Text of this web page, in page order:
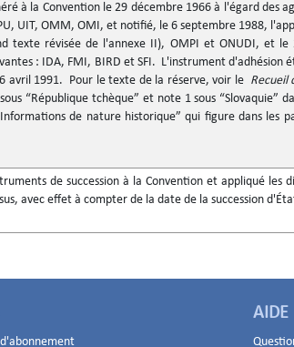
à la Convention le 29 décembre 1966 à l'égard des
UIT, OMM, OMI, et notifié, le 6 septembre 1988,
texte révisée de l'annexe II), OMPI et ONUDI, et
: IDA, FMI, BIRD et SFI. L'instrument d'adhésion
avril 1991. Pour le texte de la réserve, voir le Recueil
“République tchèque” et note 1 sous “Slovaquie”
de nature historique” qui figure dans les
de succession à la Convention et appliqué les
avec effet à compter de la date de la succession
AIDE